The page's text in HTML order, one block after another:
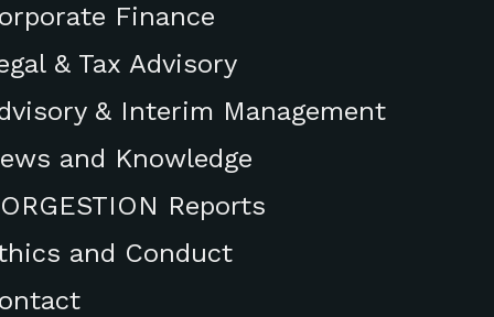
Finance
& Tax Advisory
& Interim Management
and Knowledge
Reports
and Conduct